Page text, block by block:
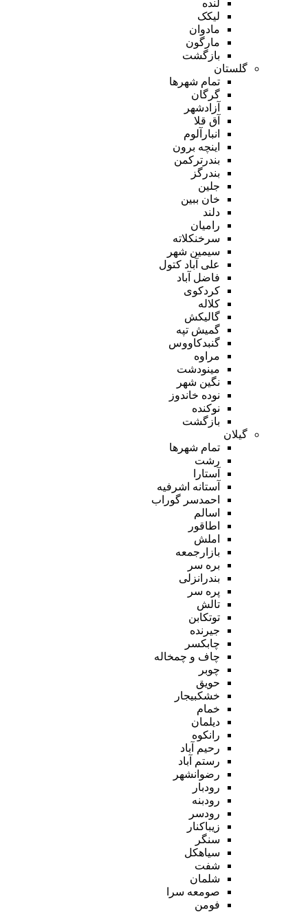
لنده
لیکک
مادوان
مارگون
بازگشت
گلستان
تمام شهر‌ها
گرگان
آزادشهر
آق قلا
انبارآلوم
اینچه برون
بندرترکمن
بندرگز
جلین
خان ببین
دلند
رامیان
سرخنکلاته
سیمین شهر
علی آباد کتول
فاضل آباد
کردکوی
کلاله
گالیکش
گمیش تپه
گنبدکاووس
مراوه
مینودشت
نگین شهر
نوده خاندوز
نوکنده
بازگشت
گیلان
تمام شهر‌ها
رشت
آستارا
آستانه اشرفیه
احمدسر گوراب
اسالم
اطاقور
املش
بازارجمعه
بره سر
بندرانزلی
پره سر
تالش
توتکابن
جیرنده
چابکسر
چاف و چمخاله
چوبر
حویق
خشکبیجار
خمام
دیلمان
رانکوه
رحیم آباد
رستم آباد
رضوانشهر
رودبار
رودبنه
رودسر
زیباکنار
سنگر
سیاهکل
شفت
شلمان
صومعه سرا
فومن